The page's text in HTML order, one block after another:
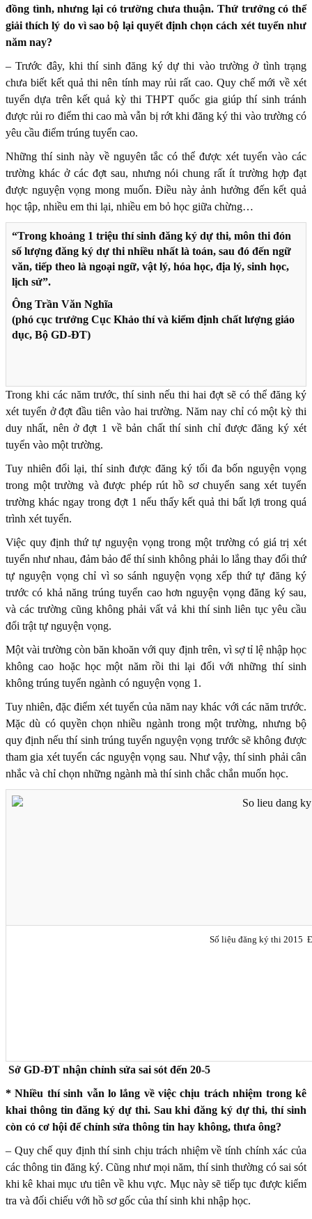
đồng tình, nhưng lại có trường chưa thuận. Thứ trưởng có thể
giải thích lý do vì sao bộ lại quyết định chọn cách xét tuyển như
năm nay?
– Trước đây, khi thí sinh đăng ký dự thi vào trường ở tình trạng
chưa biết kết quả thi nên tính may rủi rất cao. Quy chế mới về xét
tuyển dựa trên kết quả kỳ thi THPT quốc gia giúp thí sinh tránh
được rủi ro điểm thi cao mà vẫn bị rớt khi đăng ký thi vào trường có
yêu cầu điểm trúng tuyển cao.
Những thí sinh này về nguyên tắc có thể được xét tuyển vào các
trường khác ở các đợt sau, nhưng nói chung rất ít trường hợp đạt
được nguyện vọng mong muốn. Điều này ảnh hưởng đến kết quả
học tập, nhiều em thi lại, nhiều em bỏ học giữa chừng…
“Trong khoảng 1 triệu thí sinh đăng ký dự thi, môn thi đón
số lượng đăng ký dự thi nhiều nhất là toán, sau đó đến ngữ
văn, tiếp theo là ngoại ngữ, vật lý, hóa học, địa lý, sinh học,
lịch sử”.
Ông Trần Văn Nghĩa
(phó cục trưởng Cục Khảo thí và kiểm định chất lượng giáo
dục, Bộ GD-ĐT)
Trong khi các năm trước, thí sinh nếu thi hai đợt sẽ có thể đăng ký
xét tuyển ở đợt đầu tiên vào hai trường. Năm nay chỉ có một kỳ thi
duy nhất, nên ở đợt 1 về bản chất thí sinh chỉ được đăng ký xét
tuyển vào một trường.
Tuy nhiên đổi lại, thí sinh được đăng ký tối đa bốn nguyện vọng
trong một trường và được phép rút hồ sơ chuyển sang xét tuyển
trường khác ngay trong đợt 1 nếu thấy kết quả thi bất lợi trong quá
trình xét tuyển.
Việc quy định thứ tự nguyện vọng trong một trường có giá trị xét
tuyển như nhau, đảm bảo để thí sinh không phải lo lắng thay đổi thứ
tự nguyện vọng chỉ vì so sánh nguyện vọng xếp thứ tự đăng ký
trước có khả năng trúng tuyển cao hơn nguyện vọng đăng ký sau,
và các trường cũng không phải vất vả khi thí sinh liên tục yêu cầu
đổi trật tự nguyện vọng.
Một vài trường còn băn khoăn với quy định trên, vì sợ tỉ lệ nhập học
không cao hoặc học một năm rồi thi lại đối với những thí sinh
không trúng tuyển ngành có nguyện vọng 1.
Tuy nhiên, đặc điểm xét tuyển của năm nay khác với các năm trước.
Mặc dù có quyền chọn nhiều ngành trong một trường, nhưng bộ
quy định nếu thí sinh trúng tuyển nguyện vọng trước sẽ không được
tham gia xét tuyển các nguyện vọng sau. Như vậy, thí sinh phải cân
nhắc và chỉ chọn những ngành mà thí sinh chắc chắn muốn học.
Số liệu đăng ký thi 2015
Sở GD-ĐT nhận chỉnh sửa sai sót đến 20-5
* Nhiều thí sinh vẫn lo lắng về việc chịu trách nhiệm trong kê
khai thông tin đăng ký dự thi. Sau khi đăng ký dự thi, thí sinh
còn có cơ hội để chỉnh sửa thông tin hay không, thưa ông?
– Quy chế quy định thí sinh chịu trách nhiệm về tính chính xác của
các thông tin đăng ký. Cũng như mọi năm, thí sinh thường có sai sót
khi kê khai mục ưu tiên về khu vực. Mục này sẽ tiếp tục được kiểm
tra và đối chiếu với hồ sơ gốc của thí sinh khi nhập học.